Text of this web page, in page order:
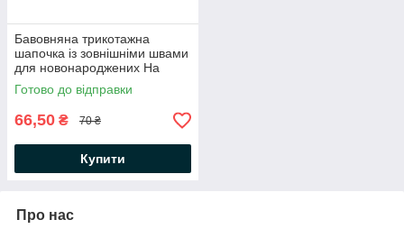
Бавовняна трикотажна
шапочка із зовнішніми швами
для новонароджених На
віражах Minikin 43
Готово до відправки
66,50 ₴ 70 ₴
Купити
Про нас